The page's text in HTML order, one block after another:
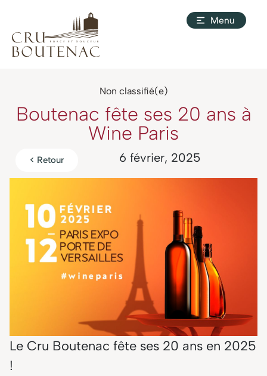
Non classifié(e)
Boutenac fête ses 20 ans à
Wine Paris
< Retour 6 février, 2025
Le Cru Boutenac fête ses 20 ans en 2025
!